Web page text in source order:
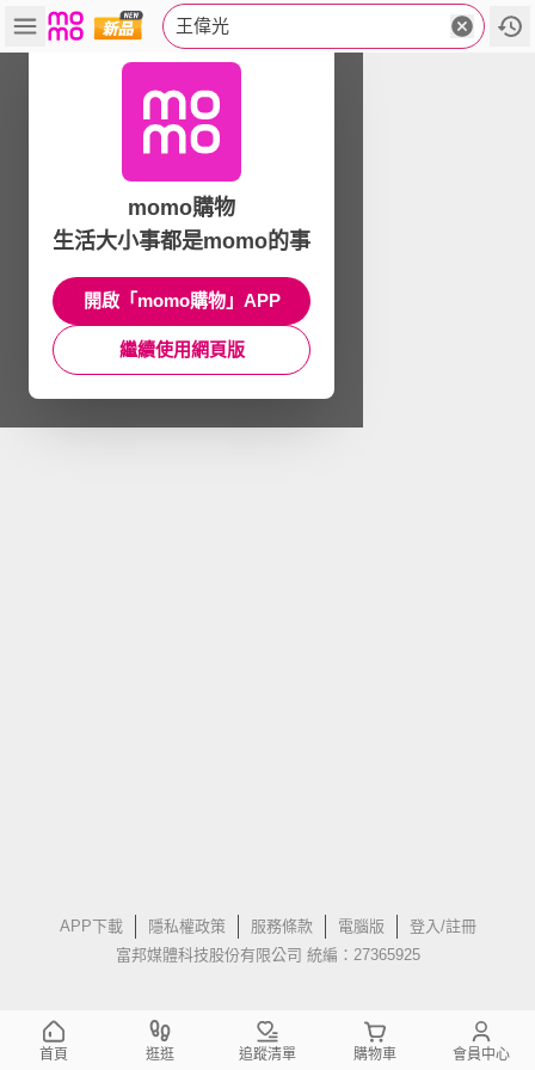
王偉光
APP下載 隱私權政策 服務條款 電腦版
登入/註冊
富邦媒體科技股份有限公司 統編：27365925
momo購物
生活大小事都是momo的事
開啟「momo購物」APP
繼續使用網頁版
首頁 逛逛 追蹤清單 購物車 會員中心